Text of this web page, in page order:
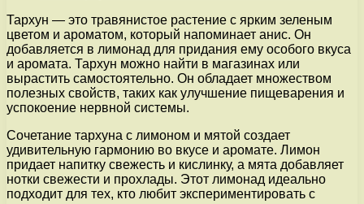
Тархун — это травянистое растение с ярким зеленым
цветом и ароматом, который напоминает анис. Он
добавляется в лимонад для придания ему особого вкуса
и аромата. Тархун можно найти в магазинах или
вырастить самостоятельно. Он обладает множеством
полезных свойств, таких как улучшение пищеварения и
успокоение нервной системы.
Сочетание тархуна с лимоном и мятой создает
удивительную гармонию во вкусе и аромате. Лимон
придает напитку свежесть и кислинку, а мята добавляет
нотки свежести и прохлады. Этот лимонад идеально
подходит для тех, кто любит экспериментировать с